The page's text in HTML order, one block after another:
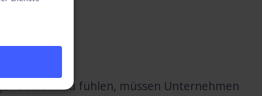
bedroht zu fühlen, müssen Unternehmen